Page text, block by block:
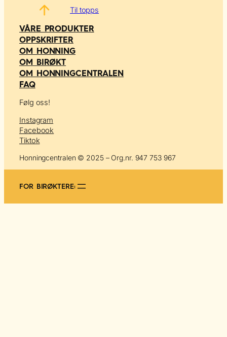
Til topps
VÅRE PRODUKTER
OPPSKRIFTER
OM HONNING
OM BIRØKT
OM HONNINGCENTRALEN
FAQ
Følg oss!
Instagram
Facebook
Tiktok
Honningcentralen © 2025 – Org.nr. 947 753 967
FOR BIRØKTERE: